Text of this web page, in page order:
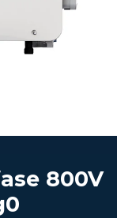
800V